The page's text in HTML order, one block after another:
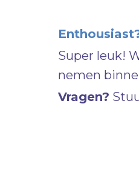
Super leuk!
nemen
Vragen?